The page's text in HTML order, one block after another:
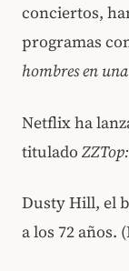
conciertos,
programas
hombres en
Netflix ha
titulado
Dusty Hill, el
a los 72 años.